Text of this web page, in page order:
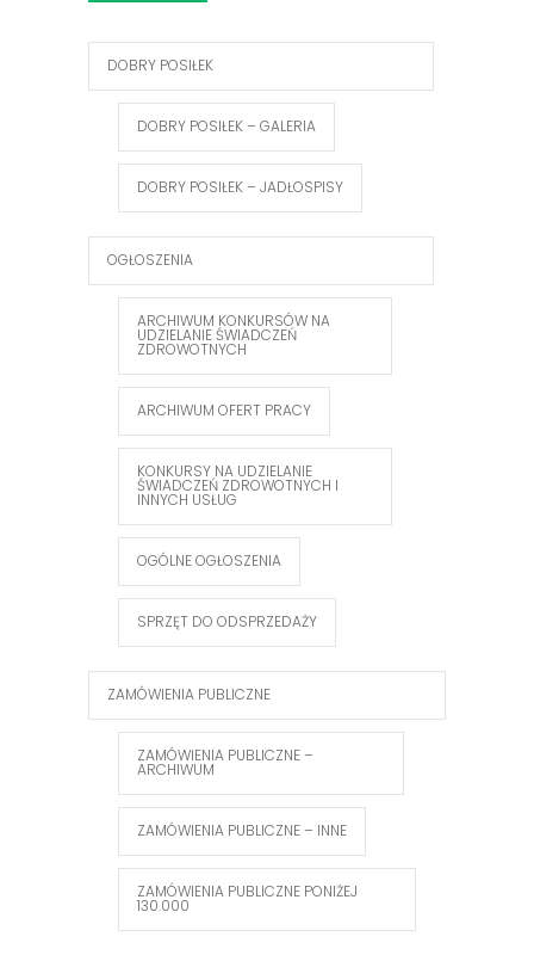
DOBRY POSIŁEK
DOBRY POSIŁEK – GALERIA
DOBRY POSIŁEK – JADŁOSPISY
OGŁOSZENIA
ARCHIWUM KONKURSÓW NA
UDZIELANIE ŚWIADCZEŃ
ZDROWOTNYCH
ARCHIWUM OFERT PRACY
KONKURSY NA UDZIELANIE
ŚWIADCZEŃ ZDROWOTNYCH I
INNYCH USŁUG
OGÓLNE OGŁOSZENIA
SPRZĘT DO ODSPRZEDAŻY
ZAMÓWIENIA PUBLICZNE
ZAMÓWIENIA PUBLICZNE –
ARCHIWUM
ZAMÓWIENIA PUBLICZNE – INNE
ZAMÓWIENIA PUBLICZNE PONIŻEJ
130.000